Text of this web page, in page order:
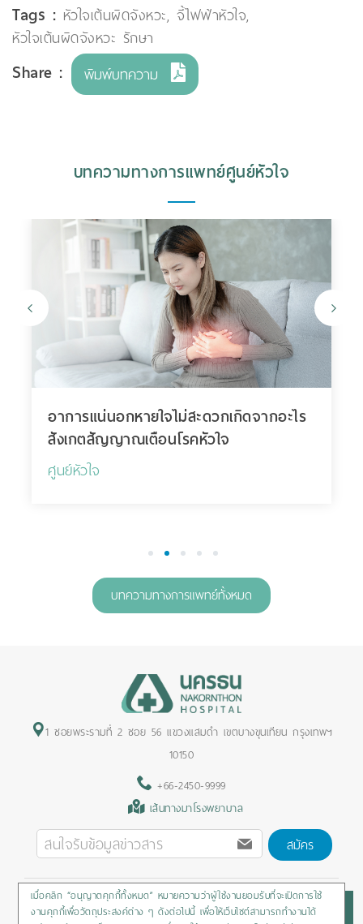
Tags : หัวใจเต้นผิดจังหวะ, จี้ไฟฟ้าหัวใจ,
หัวใจเต้นผิดจังหวะ รักษา
Share : พิมพ์บทความ
บทความทางการแพทย์ศูนย์หัวใจ
อาการแน่นอกหายใจไม่สะดวกเกิดจากอะไร
สังเกตสัญญาณเตือนโรคหัวใจ
ศูนย์หัวใจ
1 2 3 4 5
บทความทางการแพทย์ทั้งหมด
1 ซอยพระรามที่ 2 ซอย 56 แขวงแสมดำ เขตบางขุนเทียน กรุงเทพฯ
10150
+66-2450-9999
เส้นทางมาโรงพยาบาล
สมัคร
Privacy Policy/Cookies Policy/Sitemap/สิทธิผู้ป่วย
เมื่อคลิก “อนุญาตคุกกี้ทั้งหมด” หมายความว่าผู้ใช้งานยอมรับที่จะเปิดการใช้
งานคุกกี้เพื่อวัตถุประสงค์ต่าง ๆ ดังต่อไปนี้ เพื่อให้เว็บไซต์สามารถทำงานได้